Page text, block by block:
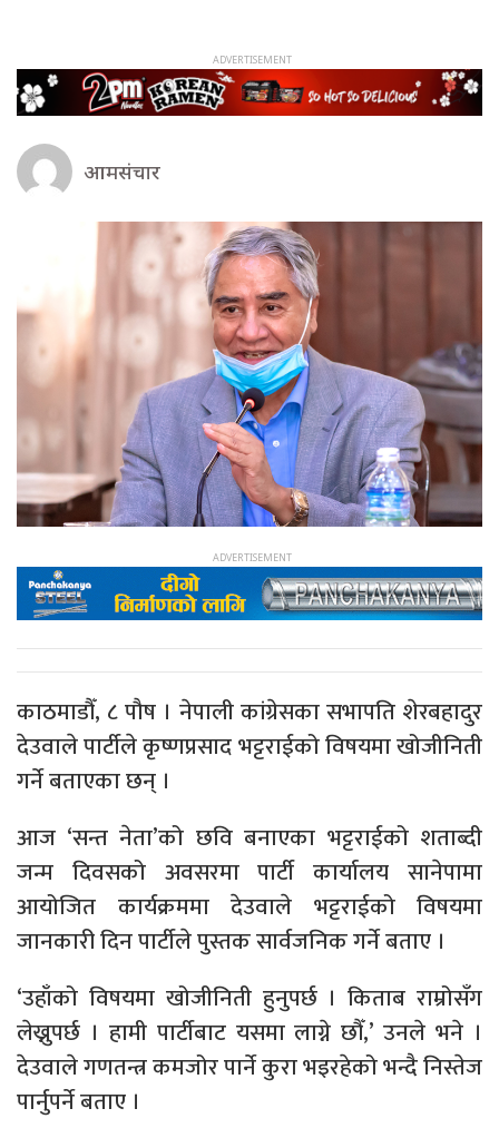
आमसंचार
काठमाडौँ, ८ पौष । नेपाली कांग्रेसका सभापति शेरबहादुर
देउवाले पार्टीले कृष्णप्रसाद भट्टराईको विषयमा खोजीनिती
गर्ने बताएका छन् ।
आज ‘सन्त नेता’को छवि बनाएका भट्टराईको शताब्दी
जन्म दिवसको अवसरमा पार्टी कार्यालय सानेपामा
आयोजित कार्यक्रममा देउवाले भट्टराईको विषयमा
जानकारी दिन पार्टीले पुस्तक सार्वजनिक गर्ने बताए ।
‘उहाँको विषयमा खोजीनिती हुनुपर्छ । किताब राम्रोसँग
लेख्नुपर्छ । हामी पार्टीबाट यसमा लाग्ने छौँ,’ उनले भने ।
देउवाले गणतन्त्र कमजोर पार्ने कुरा भइरहेको भन्दै निस्तेज
पार्नुपर्ने बताए ।